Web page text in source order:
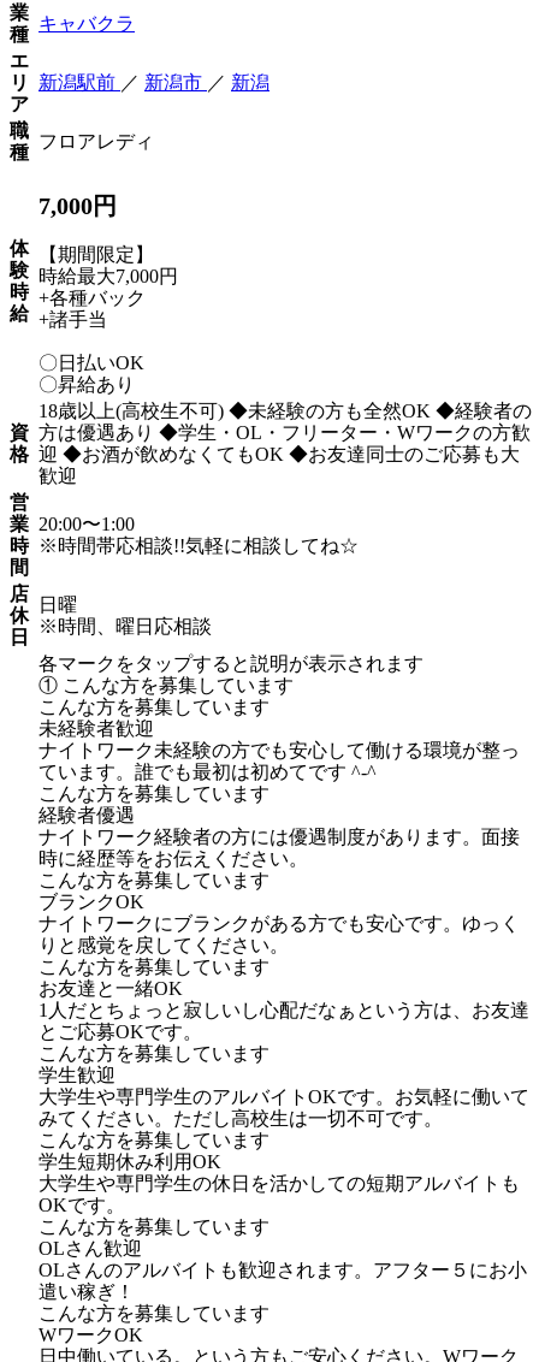
業
種
キャバクラ
エ
リ
ア
新潟駅前 ／ 新潟市 ／ 新潟
職
種
フロアレディ
体
験
時
給
7,000円
【期間限定】
時給最大7,000円
+各種バック
+諸手当
〇日払いOK
〇昇給あり
資
格
18歳以上(高校生不可) ◆未経験の方も全然OK ◆経験者の
方は優遇あり ◆学生・OL・フリーター・Wワークの方歓
迎 ◆お酒が飲めなくてもOK ◆お友達同士のご応募も大
歓迎
営
業
時
間
20:00〜1:00
※時間帯応相談!!気軽に相談してね☆
店
休
日
日曜
※時間、曜日応相談
各マークをタップすると説明が表示されます
① こんな方を募集しています
こんな方を募集しています
未経験者歓迎
ナイトワーク未経験の方でも安心して働ける環境が整っ
ています。誰でも最初は初めてです ^-^
こんな方を募集しています
経験者優遇
ナイトワーク経験者の方には優遇制度があります。面接
時に経歴等をお伝えください。
こんな方を募集しています
ブランクOK
ナイトワークにブランクがある方でも安心です。ゆっく
りと感覚を戻してください。
こんな方を募集しています
お友達と一緒OK
1人だとちょっと寂しいし心配だなぁという方は、お友達
とご応募OKです。
こんな方を募集しています
学生歓迎
大学生や専門学生のアルバイトOKです。お気軽に働いて
みてください。ただし高校生は一切不可です。
こんな方を募集しています
学生短期休み利用OK
大学生や専門学生の休日を活かしての短期アルバイトも
OKです。
こんな方を募集しています
OLさん歓迎
OLさんのアルバイトも歓迎されます。アフター５にお小
遣い稼ぎ！
こんな方を募集しています
WワークOK
日中働いている。という方もご安心ください。Wワーク